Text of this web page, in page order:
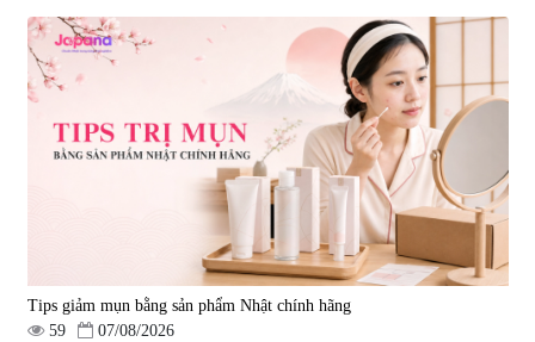
Tips giảm mụn bằng sản phẩm Nhật chính hãng
59
07/08/2026